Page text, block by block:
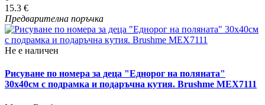
15.3 €
Предварителна поръчка
Не е наличен
Рисуване по номера за деца "Еднорог на поляната"
30х40см с подрамка и подаръчна кутия. Brushme MEX7111